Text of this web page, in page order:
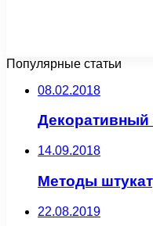
Популярные статьи
08.02.2018
14.09.2018
Методы
22.08.2019